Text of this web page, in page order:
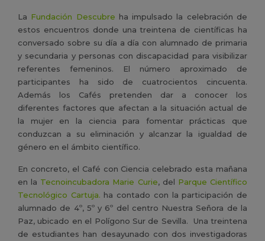
La Fundación Descubre ha impulsado la celebración de
estos encuentros donde una treintena de científicas ha
conversado sobre su día a día con alumnado de primaria
y secundaria y personas con discapacidad para visibilizar
referentes femeninos. El número aproximado de
participantes ha sido de cuatrocientos cincuenta.
Además los Cafés pretenden dar a conocer los
diferentes factores que afectan a la situación actual de
la mujer en la ciencia para fomentar prácticas que
conduzcan a su eliminación y alcanzar la igualdad de
género en el ámbito científico.
En concreto, el Café con Ciencia celebrado esta mañana
en la Tecnoincubadora Marie Curie, del Parque Científico
Tecnológico Cartuja. ha contado con la participación de
alumnado de 4º, 5º y 6º del centro Nuestra Señora de la
Paz, ubicado en el Polígono Sur de Sevilla. Una treintena
de estudiantes han desayunado con dos investigadoras